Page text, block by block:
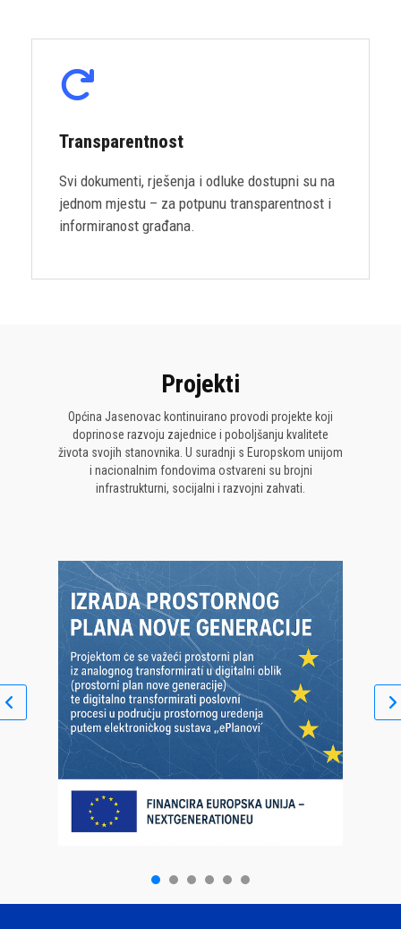
Transparentnost
Svi dokumenti, rješenja i odluke dostupni su na
jednom mjestu – za potpunu transparentnost i
informiranost građana.
Projekti
Općina Jasenovac kontinuirano provodi projekte koji
doprinose razvoju zajednice i poboljšanju kvalitete
života svojih stanovnika. U suradnji s Europskom unijom
i nacionalnim fondovima ostvareni su brojni
infrastrukturni, socijalni i razvojni zahvati.